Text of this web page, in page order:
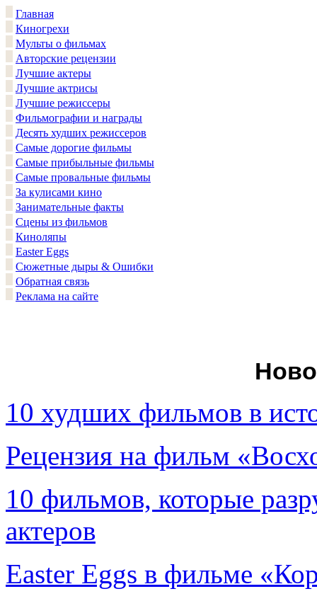
Главная
Киногрехи
Мульты о фильмах
Авторские рецензии
Лучшие актеры
Лучшие актрисы
Лучшие режиссеры
Фильмографии и награды
Десять худших режиссеров
Самые дорогие фильмы
Самые прибыльные фильмы
Самые провальные фильмы
За кулисами кино
Занимательные факты
Сцены из фильмов
Киноляпы
Easter Eggs
Сюжетные дыры & Ошибки
Обратная связь
Реклама на сайте
10 худших фильмов в
Рецензия на фильм
10 фильмов, которые
актеров
Easter Eggs в фильме